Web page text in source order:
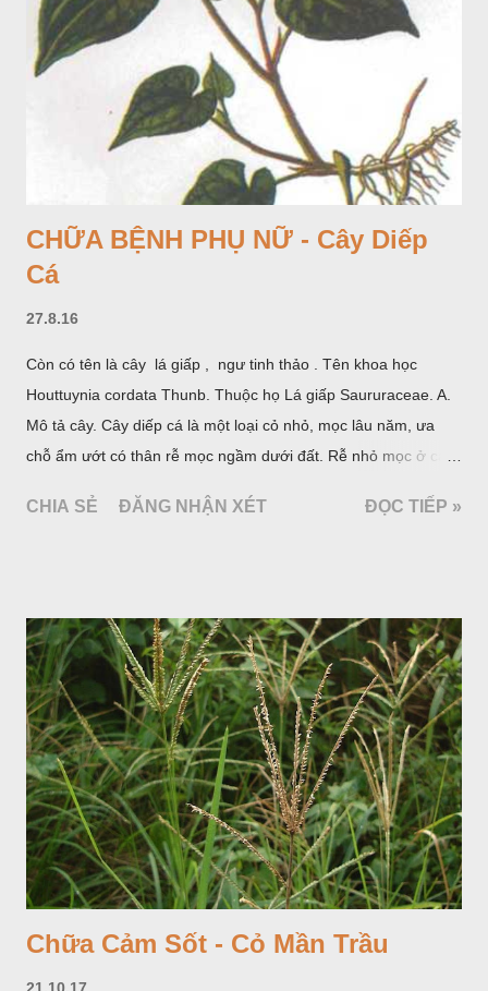
CHỮA BỆNH PHỤ NỮ - Cây Diếp
Cá
27.8.16
Còn có tên là cây lá giấp , ngư tinh thảo . Tên khoa học
Houttuynia cordata Thunb. Thuộc họ Lá giấp Saururaceae. A.
Mô tả cây. Cây diếp cá là một loại cỏ nhỏ, mọc lâu năm, ưa
chỗ ẩm ướt có thân rễ mọc ngầm dưới đất. Rễ nhỏ mọc ở các
cách, hình tim, đầu lá, hơi nhọn hay nhọn hẳn. Hoa nhỏ màu
cá. Hoa nở về mùa hạ vào các tháng 5-8. (Hình dưới).
CHIA SẺ ĐĂNG NHẬN XÉT ĐỌC TIẾP »
Chữa Cảm Sốt - Cỏ Mần Trầu
21.10.17